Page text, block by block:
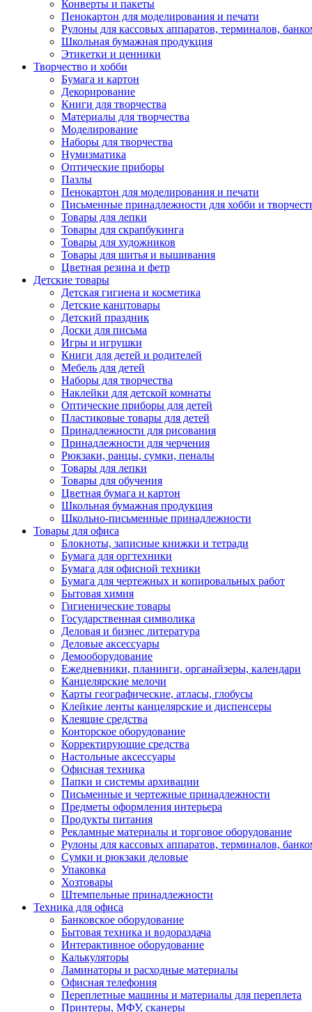
Конверты и пакеты
Пенокартон для моделирования и печати
Рулоны для кассовых аппаратов, терминалов,
Школьная бумажная продукция
Этикетки и ценники
Творчество и хобби
Бумага и картон
Декорирование
Книги для творчества
Материалы для творчества
Моделирование
Наборы для творчества
Нумизматика
Оптические приборы
Пазлы
Пенокартон для моделирования и печати
Письменные принадлежности для хобби и
Товары для лепки
Товары для скрапбукинга
Товары для художников
Товары для шитья и вышивания
Цветная резина и фетр
Детские товары
Детская гигиена и косметика
Детские канцтовары
Детский праздник
Доски для письма
Игры и игрушки
Книги для детей и родителей
Мебель для детей
Наборы для творчества
Наклейки для детской комнаты
Оптические приборы для детей
Пластиковые товары для детей
Принадлежности для рисования
Принадлежности для черчения
Рюкзаки, ранцы, сумки, пеналы
Товары для лепки
Товары для обучения
Цветная бумага и картон
Школьная бумажная продукция
Школьно-письменные принадлежности
Товары для офиса
Блокноты, записные книжки и тетради
Бумага для оргтехники
Бумага для офисной техники
Бумага для чертежных и копировальных работ
Бытовая химия
Гигиенические товары
Государственная символика
Деловая и бизнес литература
Деловые аксессуары
Демооборудование
Ежедневники, планинги, органайзеры, календари
Канцелярские мелочи
Карты географические, атласы, глобусы
Клейкие ленты канцелярские и диспенсеры
Клеящие средства
Конторское оборудование
Корректирующие средства
Настольные аксессуары
Офисная техника
Папки и системы архивации
Письменные и чертежные принадлежности
Предметы оформления интерьера
Продукты питания
Рекламные материалы и торговое оборудование
Рулоны для кассовых аппаратов, терминалов,
Сумки и рюкзаки деловые
Упаковка
Хозтовары
Штемпельные принадлежности
Техника для офиса
Банковское оборудование
Бытовая техника и водораздача
Интерактивное оборудование
Калькуляторы
Ламинаторы и расходные материалы
Офисная телефония
Переплетные машины и материалы для переплета
Принтеры, МФУ, сканеры